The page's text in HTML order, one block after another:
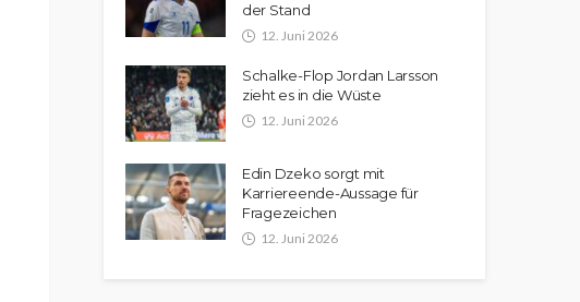
der Stand
12. Juni 2026
Schalke-Flop Jordan Larsson
zieht es in die Wüste
12. Juni 2026
Edin Dzeko sorgt mit
Karriereende-Aussage für
Fragezeichen
12. Juni 2026